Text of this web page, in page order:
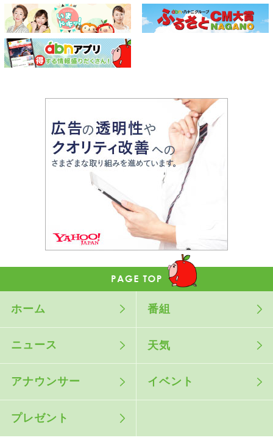
ホーム 番組
ニュース 天気
アナウンサー イベント
プレゼント